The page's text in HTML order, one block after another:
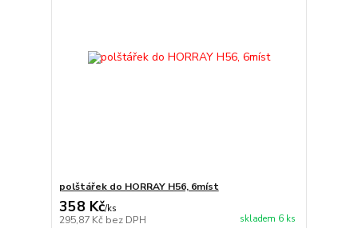
polštářek do HORRAY H56, 6míst
358 Kč/ks
295,87 Kč bez DPH skladem 6 ks